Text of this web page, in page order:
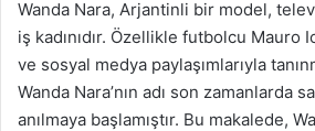
Wanda Nara, Arjantinli bir model,
iş kadınıdır. Özellikle futbolcu Mauro
ve sosyal medya paylaşımlarıyla
Wanda Nara’nın adı son zamanlarda
anılmaya başlamıştır. Bu makalede,